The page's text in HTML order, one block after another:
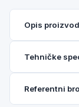
Opis
Tehničke
Referentni